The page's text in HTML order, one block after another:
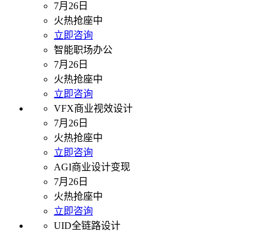
7月26日
火热抢座中
立即咨询
智能职场办公
7月26日
火热抢座中
立即咨询
VFX商业视效设计
7月26日
火热抢座中
立即咨询
AGI商业设计变现
7月26日
火热抢座中
立即咨询
UID全链路设计